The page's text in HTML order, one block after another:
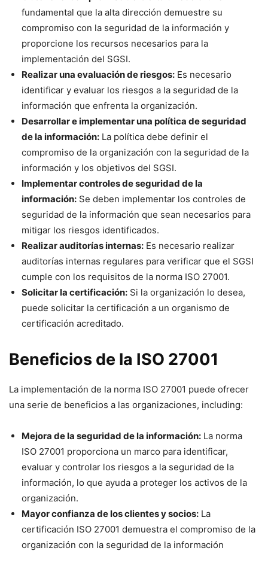
fundamental que la alta dirección demuestre su
compromiso con la seguridad de la información y
proporcione los recursos necesarios para la
implementación del SGSI.
Realizar una evaluación de riesgos: Es necesario
identificar y evaluar los riesgos a la seguridad de la
información que enfrenta la organización.
Desarrollar e implementar una política de seguridad
de la información: La política debe definir el
compromiso de la organización con la seguridad de la
información y los objetivos del SGSI.
Implementar controles de seguridad de la
información: Se deben implementar los controles de
seguridad de la información que sean necesarios para
mitigar los riesgos identificados.
Realizar auditorías internas: Es necesario realizar
auditorías internas regulares para verificar que el SGSI
cumple con los requisitos de la norma ISO 27001.
Solicitar la certificación: Si la organización lo desea,
puede solicitar la certificación a un organismo de
certificación acreditado.
Beneficios de la ISO 27001
La implementación de la norma ISO 27001 puede ofrecer
una serie de beneficios a las organizaciones, including:
Mejora de la seguridad de la información: La norma
ISO 27001 proporciona un marco para identificar,
evaluar y controlar los riesgos a la seguridad de la
información, lo que ayuda a proteger los activos de la
organización.
Mayor confianza de los clientes y socios: La
certificación ISO 27001 demuestra el compromiso de la
organización con la seguridad de la información